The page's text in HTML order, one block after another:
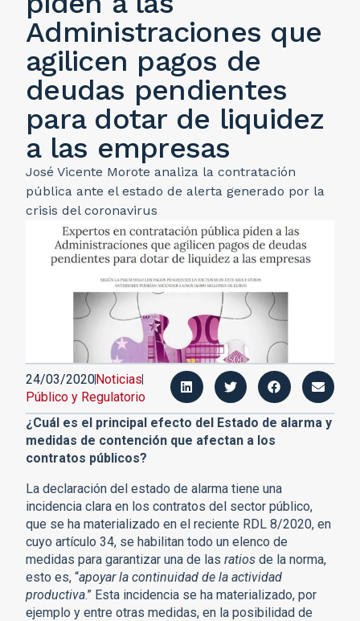
Administraciones que
agilicen pagos de
deudas pendientes
para dotar de liquidez
a las empresas
José Vicente Morote analiza la contratación
pública ante el estado de alerta generado por la
crisis del coronavirus
24/03/2020Noticias
Público y Regulatorio
¿Cuál es el principal efecto del Estado de alarma y
medidas de contención que afectan a los
contratos públicos?
La declaración del estado de alarma tiene una
incidencia clara en los contratos del sector público,
que se ha materializado en el reciente RDL 8/2020, en
cuyo artículo 34, se habilitan todo un elenco de
medidas para garantizar una de las ratios de la norma,
esto es, “apoyar la continuidad de la actividad
productiva.” Esta incidencia se ha materializado, por
ejemplo y entre otras medidas, en la posibilidad de